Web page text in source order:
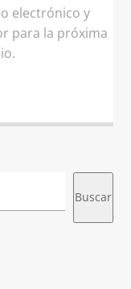
electrónico y
para la próxima
Buscar